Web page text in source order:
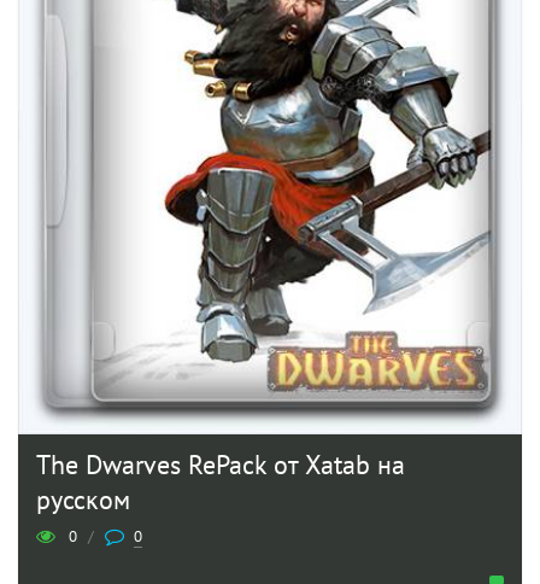
The Dwarves RePack от Xatab на
русском
0 / 0